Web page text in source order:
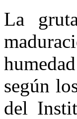
La
según
del